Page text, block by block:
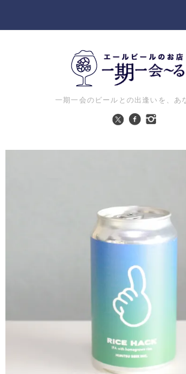
一期一会のビールとの出逢いを、あ